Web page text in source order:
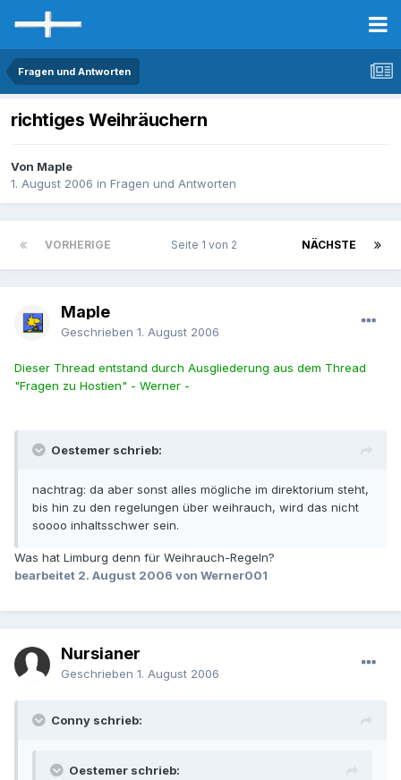
Fragen und Antworten
richtiges Weihräuchern
Von Maple
1. August 2006 in Fragen und Antworten
VORHERIGE NÄCHSTE
Seite 1 von 2
Maple
Geschrieben 1. August 2006
Dieser Thread entstand durch Ausgliederung aus dem Thread
"Fragen zu Hostien" - Werner -
Oestemer schrieb:
nachtrag: da aber sonst alles mögliche im direktorium steht,
bis hin zu den regelungen über weihrauch, wird das nicht
soooo inhaltsschwer sein.
Was hat Limburg denn für Weihrauch-Regeln?
bearbeitet 2. August 2006 von Werner001
Nursianer
Geschrieben 1. August 2006
Conny schrieb:
Oestemer schrieb: